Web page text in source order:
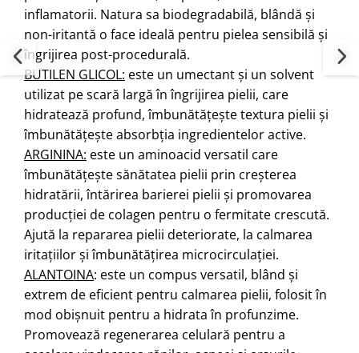
inflamatorii. Natura sa biodegradabilă, blândă și
non-iritantă o face ideală pentru pielea sensibilă și
îngrijirea post-procedurală.
BUTILEN GLICOL: este un umectant și un solvent
utilizat pe scară largă în îngrijirea pielii, care
hidratează profund, îmbunătățește textura pielii și
îmbunătățește absorbția ingredientelor active.
ARGININA: este un aminoacid versatil care
îmbunătățește sănătatea pielii prin creșterea
hidratării, întărirea barierei pielii și promovarea
producției de colagen pentru o fermitate crescută.
Ajută la repararea pielii deteriorate, la calmarea
iritațiilor și îmbunătățirea microcirculației.
ALANTOINA: este un compus versatil, blând și
extrem de eficient pentru calmarea pielii, folosit în
mod obișnuit pentru a hidrata în profunzime.
Promovează regenerarea celulară pentru a